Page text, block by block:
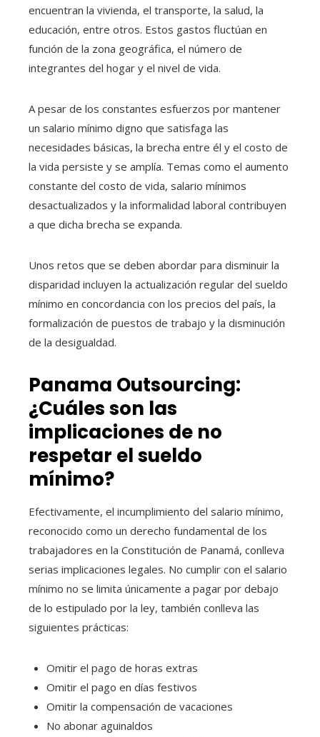
encuentran la vivienda, el transporte, la salud, la
educación, entre otros. Estos gastos fluctúan en
función de la zona geográfica, el número de
integrantes del hogar y el nivel de vida.
A pesar de los constantes esfuerzos por mantener
un salario mínimo digno que satisfaga las
necesidades básicas, la brecha entre él y el costo de
la vida persiste y se amplía. Temas como el aumento
constante del costo de vida, salario mínimos
desactualizados y la informalidad laboral contribuyen
a que dicha brecha se expanda.
Unos retos que se deben abordar para disminuir la
disparidad incluyen la actualización regular del sueldo
mínimo en concordancia con los precios del país, la
formalización de puestos de trabajo y la disminución
de la desigualdad.
Panama Outsourcing:
¿Cuáles son las
implicaciones de no
respetar el sueldo
mínimo?
Efectivamente, el incumplimiento del salario mínimo,
reconocido como un derecho fundamental de los
trabajadores en la Constitución de Panamá, conlleva
serias implicaciones legales. No cumplir con el salario
mínimo no se limita únicamente a pagar por debajo
de lo estipulado por la ley, también conlleva las
siguientes prácticas:
Omitir el pago de horas extras
Omitir el pago en días festivos
Omitir la compensación de vacaciones
No abonar aguinaldos